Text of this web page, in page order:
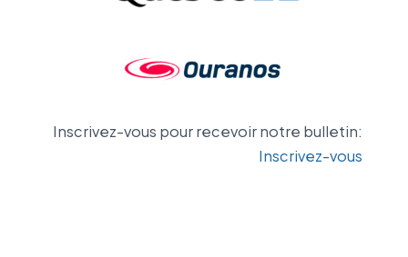
Inscrivez-vous pour recevoir notre bulletin:
Inscrivez-vous